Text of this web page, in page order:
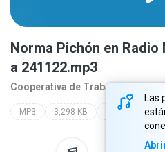
Las
Norma Pichón en Radio
a 241122.mp3
Cooperativa de Traba
MP3 3,298 KB Blues